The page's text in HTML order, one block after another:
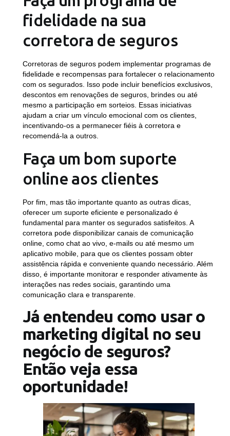
fidelidade na sua
corretora de seguros
Corretoras de seguros podem implementar programas de
fidelidade e recompensas para fortalecer o relacionamento
com os segurados. Isso pode incluir benefícios exclusivos,
descontos em renovações de seguros, brindes ou até
mesmo a participação em sorteios. Essas iniciativas
ajudam a criar um vínculo emocional com os clientes,
incentivando-os a permanecer fiéis à corretora e
recomendá-la a outros.
Faça um bom suporte
online aos clientes
Por fim, mas tão importante quanto as outras dicas,
oferecer um suporte eficiente e personalizado é
fundamental para manter os segurados satisfeitos. A
corretora pode disponibilizar canais de comunicação
online, como chat ao vivo, e-mails ou até mesmo um
aplicativo mobile, para que os clientes possam obter
assistência rápida e conveniente quando necessário. Além
disso, é importante monitorar e responder ativamente às
interações nas redes sociais, garantindo uma
comunicação clara e transparente.
Já entendeu como usar o
marketing digital no seu
negócio de seguros?
Então veja essa
oportunidade!